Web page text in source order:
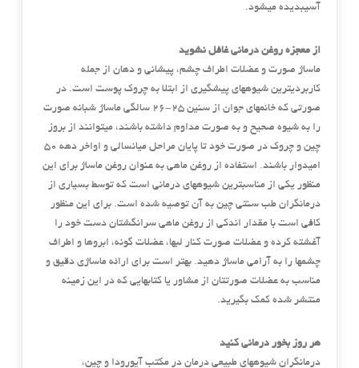
آسیبدیده میشود.
از معجزه روغن درمانی غافل نشوید
ماساژ صورت و عضلات اطراف چشم، پیشانی و دهان از جمله
کاربردیترین شیوههای پیشگیری از ابتلا به چروک پوست است. در
صورتی که خانمهای جوان از سنین 25-26 سالگی ماساژ شبانه صورت
را به شیوه صحیح و به صورت مداوم داشته باشند، میتوانند از بروز
چین و چروک در صورت خود تا پایان مراحل میانسالی و اواخر دهه 50
امیدوار باشند. استفاده از روغن ماهی به عنوان روغن ماساژ برای این
منظور یکی از مناسبترین شیوههای درمانی است که توسط بسیاری از
درمانگران طب سنتی چین به آن توصیه شده است. برای این منظور
کافی است با مقدار اندکی از روغن ماهی سرانگشتان دست خود را
آغشته کرده و عضلات صورت کنار لبها، عضلات گونه، ابروها و اطراف
چشمها را به آرامی ماساژ دهید. بهتر است برای ارائه ماساژی دقیق و
مناسب به عضلات صورتتان از مشاور یا کتابهایی که در این زمینه
منتشر شده کمک بگیرید.
هر روز بخور درمانی کنید
درمانگران شیوههای طبیعی درمان در مکتب آیورودا و چین،